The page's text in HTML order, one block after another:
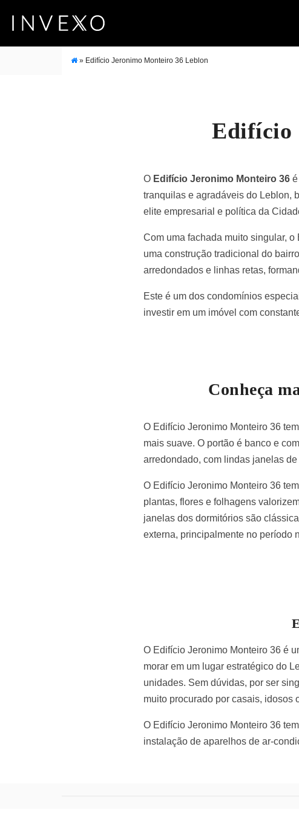
» Edifício Jeronimo Monteiro 36 Leblon
Edifício
O Edifício Jeronimo Monteiro 36
tranquilas e agradáveis do Leblon,
elite empresarial e política da
Com uma fachada muito singular,
uma construção tradicional do
arredondados e linhas retas,
Este é um dos condomínios
investir em um imóvel com
Conheça
O Edifício Jeronimo Monteiro 36
mais suave. O portão é banco e
arredondado, com lindas janelas
O Edifício Jeronimo Monteiro 36
plantas, flores e folhagens
janelas dos dormitórios são
externa, principalmente no período
O Edifício Jeronimo Monteiro 36 é
morar em um lugar estratégico do
unidades. Sem dúvidas, por ser
muito procurado por casais, idosos
O Edifício Jeronimo Monteiro 36
instalação de aparelhos de ar-